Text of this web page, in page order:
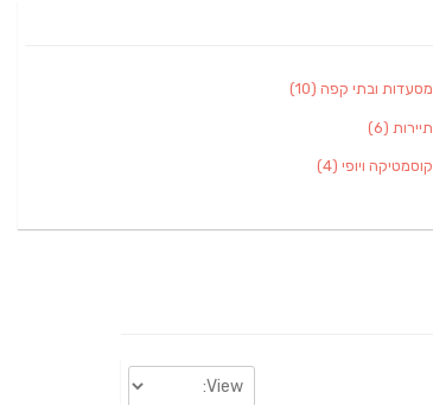
מסעדות ובתי קפה (10)
תיירות (6)
קוסמטיקה ויופי (4)